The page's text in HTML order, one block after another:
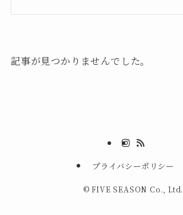
記事が見つかりませんでした。
プライバシーポリシー
© FIVE SEASON Co., Ltd.